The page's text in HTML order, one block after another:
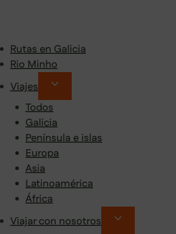
Rutas en Galicia
Rio Minho
Viajes
Todos
Galicia
Península e islas
Europa
Asia
Latinoamérica
África
Viajar con nosotros